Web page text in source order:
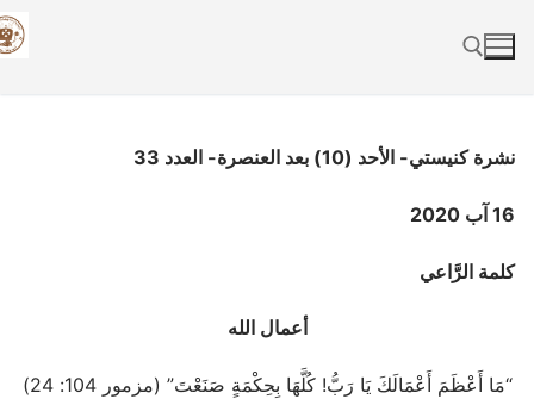
Skip
to
Search for: نشرة كنيستي- الأحد (10) بعد العنصرة- العدد 33
16 آب 2020
كلمة الرَّاعي
أعمال الله
“مَا أَعْظَمَ أَعْمَالَكَ يَا رَبُّ! كُلَّهَا بِحِكْمَةٍ صَنَعْتَ” (مزمور 104: 24)